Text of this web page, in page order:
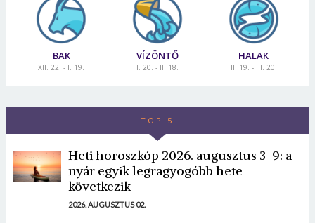
BAK
XII. 22. - I. 19.
VÍZÖNTŐ
I. 20. - II. 18.
HALAK
II. 19. - III. 20.
TOP 5
Heti horoszkóp 2026. augusztus 3-9: a
nyár egyik legragyogóbb hete
következik
2026. AUGUSZTUS 02.